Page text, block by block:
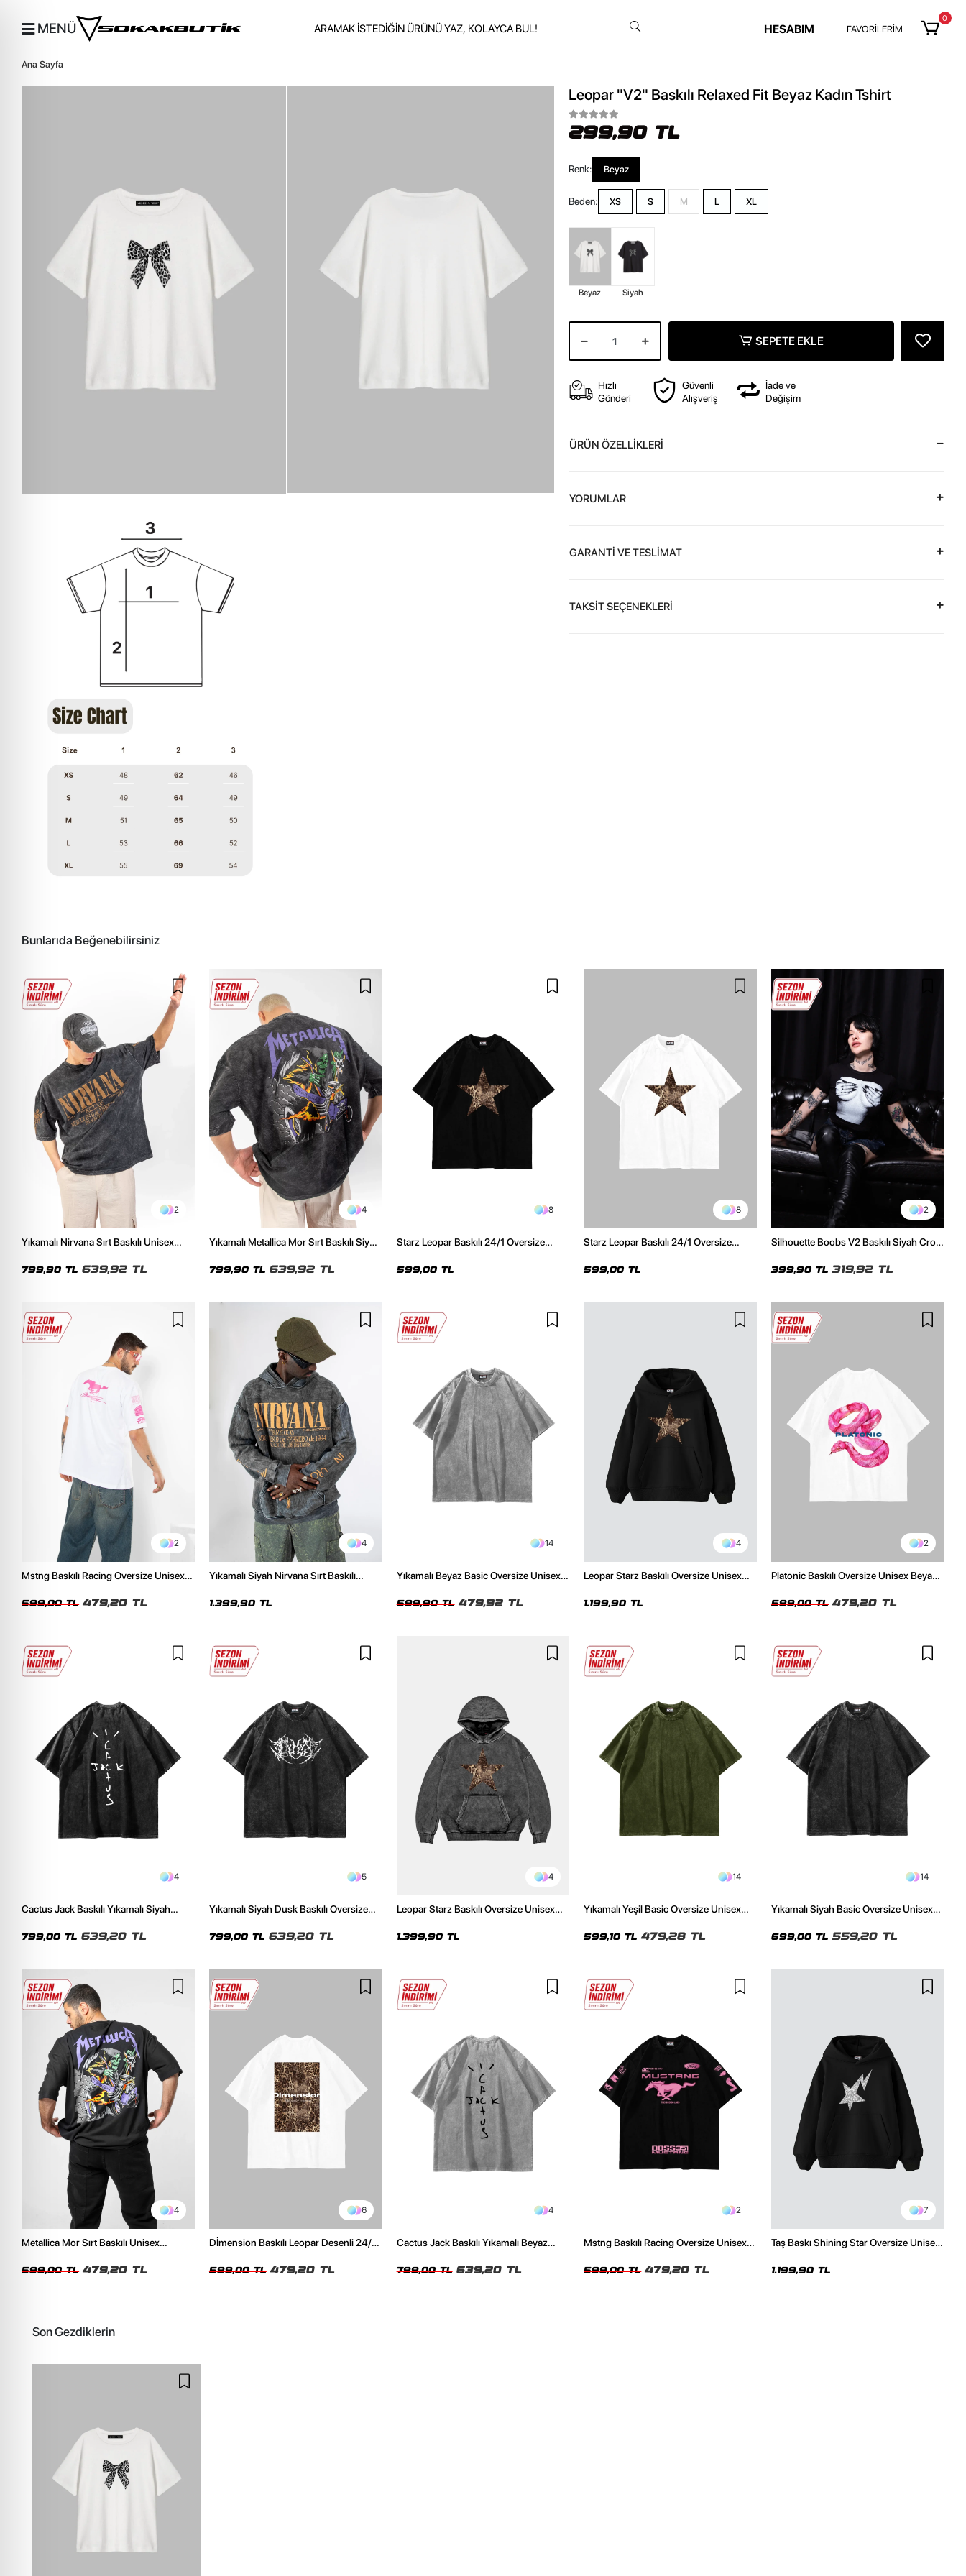
MENÜ HESABIM FAVORİLERİM
0
Ana Sayfa
Leopar "V2" Baskılı Relaxed Fit Beyaz Kadın Tshirt
299,90 TL
Renk: Beyaz
Beden: XS S M L XL
Beyaz Siyah
SEPETE EKLE
Hızlı
Gönderi
Güvenli
Alışveriş
İade ve
Değişim
ÜRÜN ÖZELLİKLERİ
YORUMLAR
GARANTİ VE TESLİMAT
TAKSİT SEÇENEKLERİ
Bunlarıda Beğenebilirsiniz
2
Yıkamalı Nirvana Sırt Baskılı Unisex
799,90 TL 639,92 TL
4
Yıkamalı Metallica Mor Sırt Baskılı Siyah
799,90 TL 639,92 TL
8
Starz Leopar Baskılı 24/1 Oversize
599,00 TL
8
Starz Leopar Baskılı 24/1 Oversize
599,00 TL
2
Silhouette Boobs V2 Baskılı Siyah Crop
399,90 TL 319,92 TL
2
Mstng Baskılı Racing Oversize Unisex
599,00 TL 479,20 TL
4
Yıkamalı Siyah Nirvana Sırt Baskılı
1.399,90 TL
14
Yıkamalı Beyaz Basic Oversize Unisex
599,90 TL 479,92 TL
4
Leopar Starz Baskılı Oversize Unisex
1.199,90 TL
2
Platonic Baskılı Oversize Unisex Beyaz
599,00 TL 479,20 TL
4
Cactus Jack Baskılı Yıkamalı Siyah
799,00 TL 639,20 TL
5
Yıkamalı Siyah Dusk Baskılı Oversize
799,00 TL 639,20 TL
4
Leopar Starz Baskılı Oversize Unisex
1.399,90 TL
14
Yıkamalı Yeşil Basic Oversize Unisex
599,10 TL 479,28 TL
14
Yıkamalı Siyah Basic Oversize Unisex
699,00 TL 559,20 TL
4
Metallica Mor Sırt Baskılı Unisex
599,00 TL 479,20 TL
6
Dİmension Baskılı Leopar Desenli 24/1
599,00 TL 479,20 TL
4
Cactus Jack Baskılı Yıkamalı Beyaz
799,00 TL 639,20 TL
2
Mstng Baskılı Racing Oversize Unisex
599,00 TL 479,20 TL
7
Taş Baskı Shining Star Oversize Unisex
1.199,90 TL
Son Gezdiklerin